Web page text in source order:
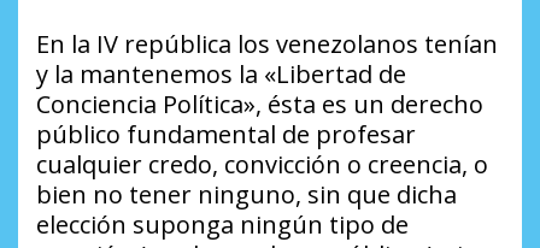
En la IV república los venezolanos tenían
y la mantenemos la «Libertad de
Conciencia Política», ésta es un derecho
público fundamental de profesar
cualquier credo, convicción o creencia, o
bien no tener ninguno, sin que dicha
elección suponga ningún tipo de